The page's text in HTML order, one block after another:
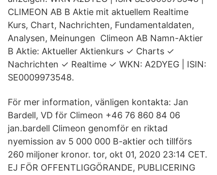
CLIMEON AB B Aktie mit aktuellem Realtime
Kurs, Chart, Nachrichten, Fundamentaldaten,
Analysen, Meinungen Climeon AB Namn-Aktier
B Aktie: Aktueller Aktienkurs ✓ Charts ✓
Nachrichten ✓ Realtime ✓ WKN: A2DYEG | ISIN:
SE0009973548.
För mer information, vänligen kontakta: Jan
Bardell, VD för Climeon +46 76 860 84 06
jan.bardell Climeon genomför en riktad
nyemission av 5 000 000 B-aktier och tillförs
260 miljoner kronor. tor, okt 01, 2020 23:14 CET.
EJ FÖR OFFENTLIGGÖRANDE, PUBLICERING